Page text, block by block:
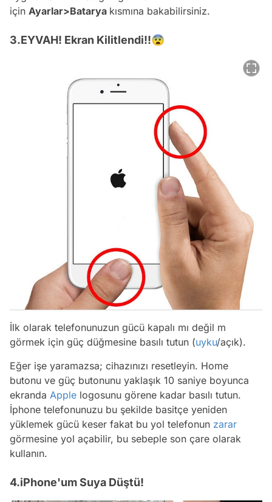
için Ayarlar>Batarya kısmına bakabilirsiniz.
3.EYVAH! Ekran Kilitlendi!!😨
İlk olarak telefonunuzun gücü kapalı mı değil m
görmek için güç düğmesine basılı tutun (uyku/açık).
Eğer işe yaramazsa; cihazınızı resetleyin. Home
butonu ve güç butonunu yaklaşık 10 saniye boyunca
ekranda Apple logosunu görene kadar basılı tutun.
İphone telefonunuzu bu şekilde basitçe yeniden
yüklemek gücü keser fakat bu yol telefonun zarar
görmesine yol açabilir, bu sebeple son çare olarak
kullanın.
4.iPhone'um Suya Düştü!